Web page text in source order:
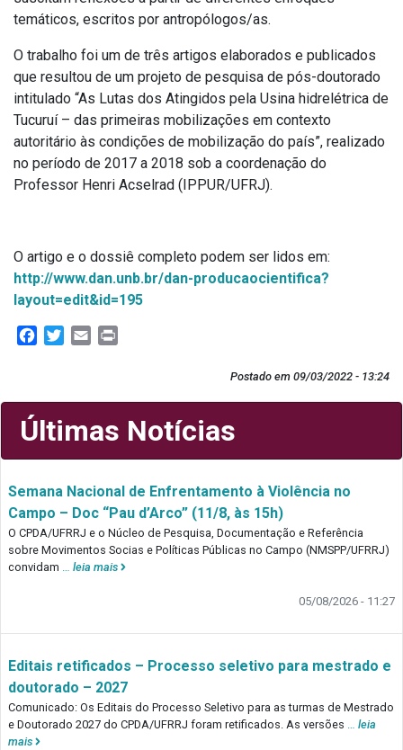
temáticos, escritos por antropólogos/as.
O trabalho foi um de três artigos elaborados e publicados
que resultou de um projeto de pesquisa de pós-doutorado
intitulado “As Lutas dos Atingidos pela Usina hidrelétrica de
Tucuruí – das primeiras mobilizações em contexto
autoritário às condições de mobilização do país”, realizado
no período de 2017 a 2018 sob a coordenação do
Professor Henri Acselrad (IPPUR/UFRJ).
O artigo e o dossiê completo podem ser lidos em:
http://www.dan.unb.br/dan-producaocientifica?
layout=edit&id=195
FacebookTwitterEmail
Postado em 09/03/2022 - 13:24
Últimas Notícias
Semana Nacional de Enfrentamento à Violência no
Campo – Doc “Pau d’Arco” (11/8, às 15h)
O CPDA/UFRRJ e o Núcleo de Pesquisa, Documentação e Referência
sobre Movimentos Socias e Políticas Públicas no Campo (NMSPP/UFRRJ)
convidam … leia mais
05/08/2026 - 11:27
Editais retificados – Processo seletivo para mestrado e
doutorado – 2027
Comunicado: Os Editais do Processo Seletivo para as turmas de Mestrado
e Doutorado 2027 do CPDA/UFRRJ foram retificados. As versões … leia
mais